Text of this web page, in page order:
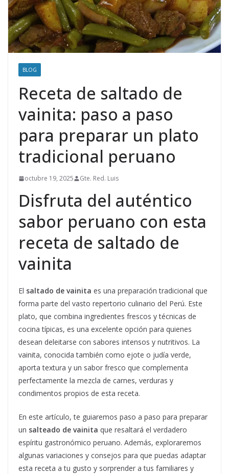
BLOG
Receta de saltado de
vainita: paso a paso
para preparar un plato
tradicional peruano
octubre 19, 2025 Gte. Red. Luis
Disfruta del auténtico
sabor peruano con esta
receta de saltado de
vainita
El saltado de vainita es una preparación tradicional que
forma parte del vasto repertorio culinario del Perú. Este
plato, que combina ingredientes frescos y técnicas de
cocina típicas, es una excelente opción para quienes
desean deleitarse con sabores intensos y nutritivos. La
vainita, conocida también como ejote o judía verde,
aporta textura y un sabor fresco que complementa
perfectamente la mezcla de carnes, verduras y
condimentos propios de esta receta.
En este artículo, te guiaremos paso a paso para preparar
un salteado de vainita que resaltará el verdadero
espíritu gastronómico peruano. Además, exploraremos
algunas variaciones y consejos para que puedas adaptar
esta receta a tu gusto y sorprender a tus familiares y